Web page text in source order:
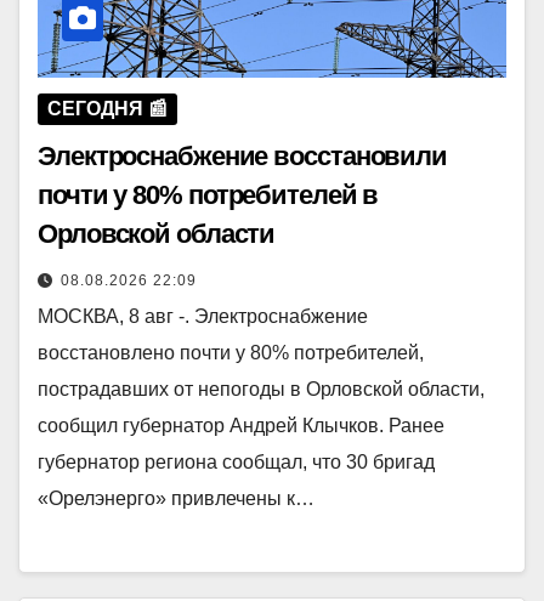
СЕГОДНЯ 📰
Электроснабжение восстановили
почти у 80% потребителей в
Орловской области
08.08.2026 22:09
МОСКВА, 8 авг -. Электроснабжение
восстановлено почти у 80% потребителей,
пострадавших от непогоды в Орловской области,
сообщил губернатор Андрей Клычков. Ранее
губернатор региона сообщал, что 30 бригад
«Орелэнерго» привлечены к…